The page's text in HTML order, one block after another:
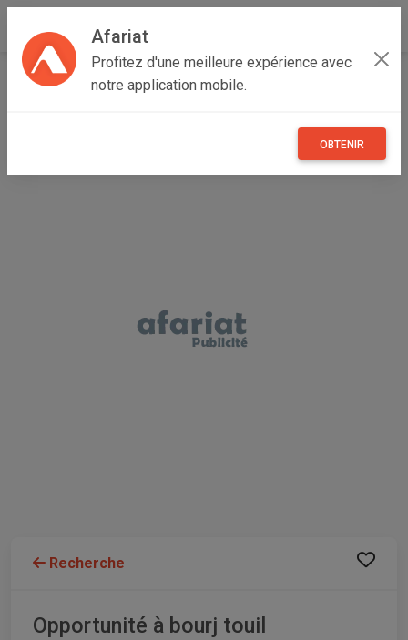
Afariat
Profitez d'une meilleure expérience avec
notre application mobile.
OBTENIR
Accueil Immobilier Grand Tunis
Recherche
Opportunité à bourj touil